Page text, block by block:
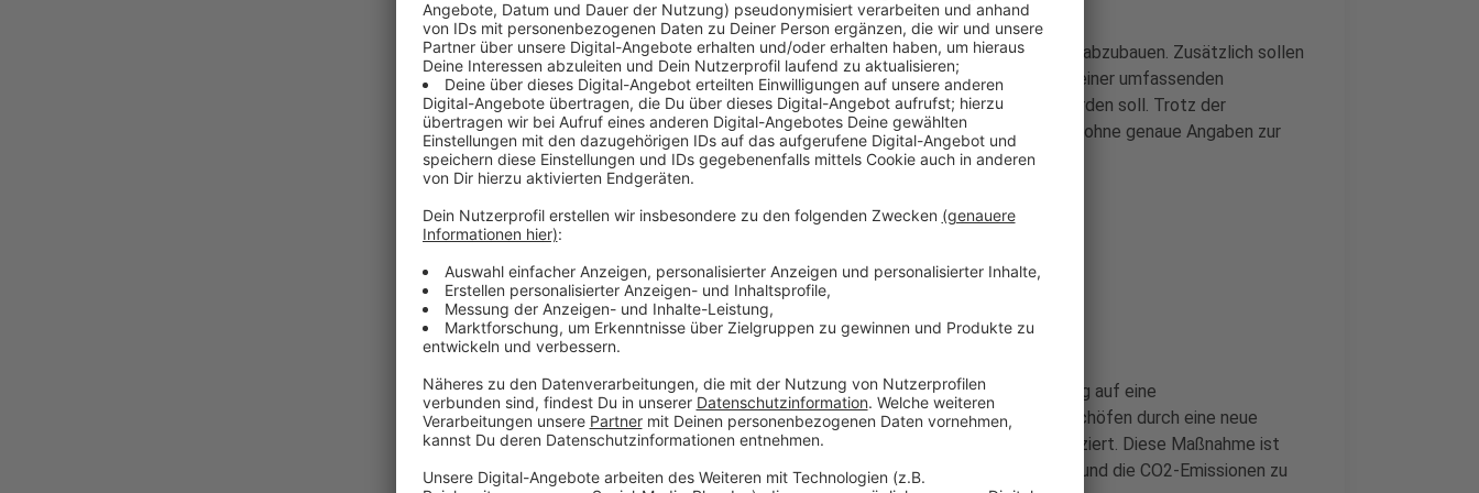
ThyssenKrupp hat angekündigt, konzernweit 5.000 Arbeitsplätze abzubauen. Zusätzlich sollen
6.000 Stellen ausgegliedert werden. Diese Maßnahmen sind Teil einer umfassenden
Umstrukturierung, die in den nächsten fünf Jahren umgesetzt werden soll. Trotz der
Einschnitte wird das Duisburger Werk weiter betrieben, allerdings ohne genaue Angaben zur
zukünftigen Mitarbeiterzahl.
Grüne Stahlproduktion mit Wasserstoff
Anzeige
Ein weiterer wichtiger Schritt für ThyssenKrupp ist die Umstellung auf eine
umweltfreundlichere Stahlproduktion. In Duisburg sollen zwei Hochöfen durch eine neue
Anlage ersetzt werden, die Stahl mithilfe von Wasserstoff produziert. Diese Maßnahme ist
Teil der Bemühungen des Unternehmens, nachhaltiger zu werden und die CO2-Emissionen zu